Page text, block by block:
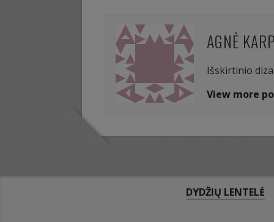
AGNĖ
Išskirtinio
View more
DYDŽIŲ LENTELĖ